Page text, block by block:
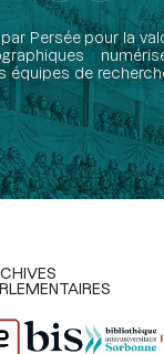
Persée pour la
équipes de